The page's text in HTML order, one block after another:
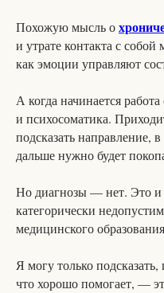
Похожую мысль о
и утрате контакта с
как эмоции управляют
А когда начинается
и психосоматика.
подсказать направление,
дальше нужно будет
Но диагнозы — нет. Это и
категорически
медицинского
Я могу только
что хорошо помогает, —